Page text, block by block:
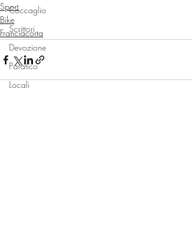
Coccaglio
Scrittori
Devozione
Paratico
Locali
Sport
Bike
Franciacorta